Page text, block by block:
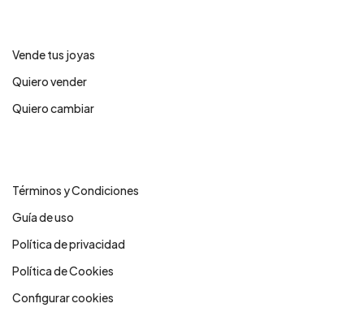
Vende tus joyas
Quiero vender
Quiero cambiar
Términos y Condiciones
Guía de uso
Política de privacidad
Política de Cookies
Configurar cookies